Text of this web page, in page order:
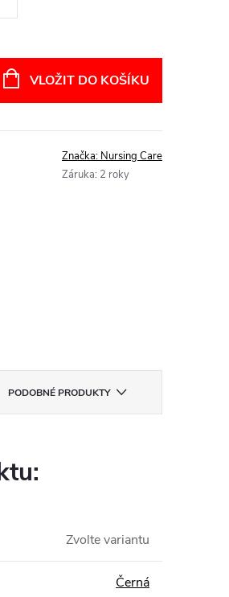
VLOŽIT DO KOŠÍKU
Značka: Nursing Care
Záruka: 2 roky
PODOBNÉ PRODUKTY
Zvolte variantu
Černá